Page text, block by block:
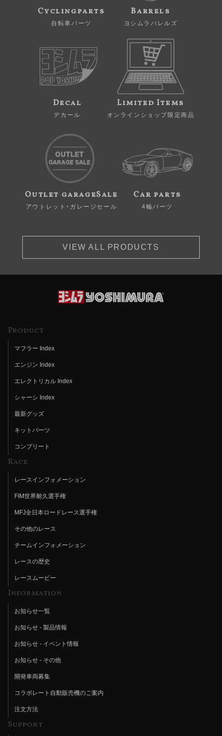
Cyclingparts
自転車パーツ
Barrels
ヨシムラバレルズ
Decal
デカール
Limited Items
オンラインショップ限定商品
Outlet garageSale
アウトレット・ガレージセール
Car parts
4輪パーツ
VIEW ALL PRODUCTS
Product
マフラー Index
エンジン Index
エレクトリカル Index
シャーシ Index
最新グッズ
キットパーツ
コンプリート
Race
レースインフォメーション
FIM世界耐久選手権
MFJ全日本ロードレース選手権
その他のレース
チームインフォメーション
レースの歴史
レースムービー
Information
お知らせ一覧
お知らせ - 製品情報
お知らせ - イベント情報
お知らせ - その他
開発車両募集
コラボレート自動販売機のご案内
注文方法
Support